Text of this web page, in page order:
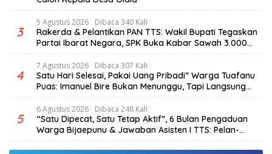
3
5 Agustus 2026 Dibaca 340 Kali
Rakerda & Pelantikan PAN TTS: Wakil Bupati Tegaskan
Partai Ibarat Negara, SPK Buka Kabar Sawah 3.000
Hektar & Larangan Politik Uang
4
7 Agustus 2026 Dibaca 307 Kali
Satu Hari Selesai, Pakai Uang Pribadi” Warga Tuafanu
Puas: Imanuel Bire Bukan Menunggu, Tapi Langsung
Bekerja
5
6 Agustus 2026 Dibaca 248 Kali
“Satu Dipecat, Satu Tetap Aktif”, 6 Bulan Pengaduan
Warga Bijaepunu & Jawaban Asisten I TTS: Pelan-
pelan, Tapi Pasti.